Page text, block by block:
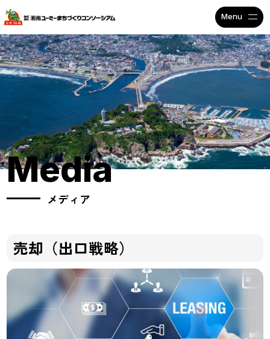
不動産投資で安定収入な
Media
メディア
売却（出口戦略）